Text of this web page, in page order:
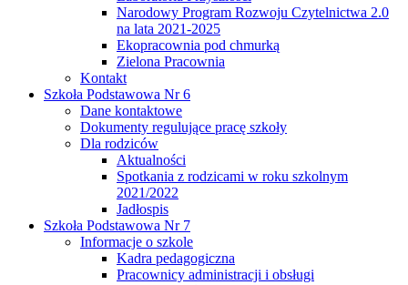
Narodowy Program Rozwoju Czytelnictwa 2.0
na lata 2021-2025
Ekopracownia pod chmurką
Zielona Pracownia
Kontakt
Szkoła Podstawowa Nr 6
Dane kontaktowe
Dokumenty regulujące pracę szkoły
Dla rodziców
Aktualności
Spotkania z rodzicami w roku szkolnym
2021/2022
Jadłospis
Szkoła Podstawowa Nr 7
Informacje o szkole
Kadra pedagogiczna
Pracownicy administracji i obsługi